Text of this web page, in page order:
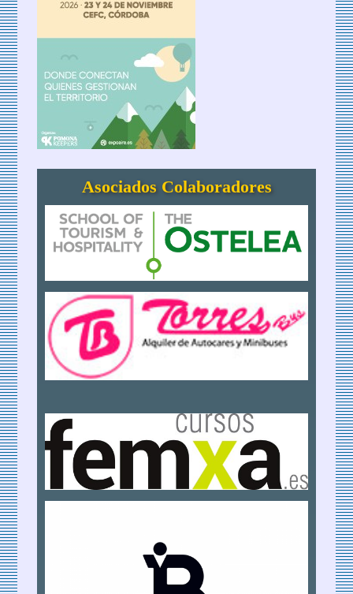
Asociados Colaboradores